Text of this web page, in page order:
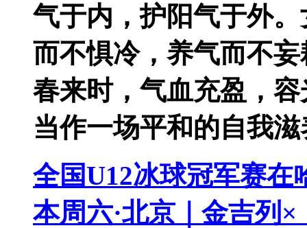
气于内，护阳气于外
而不惧冷，养气而不
春来时，气血充盈，
当作一场平和的自我
全国U12冰球冠军赛在
本周六·北京｜金吉列